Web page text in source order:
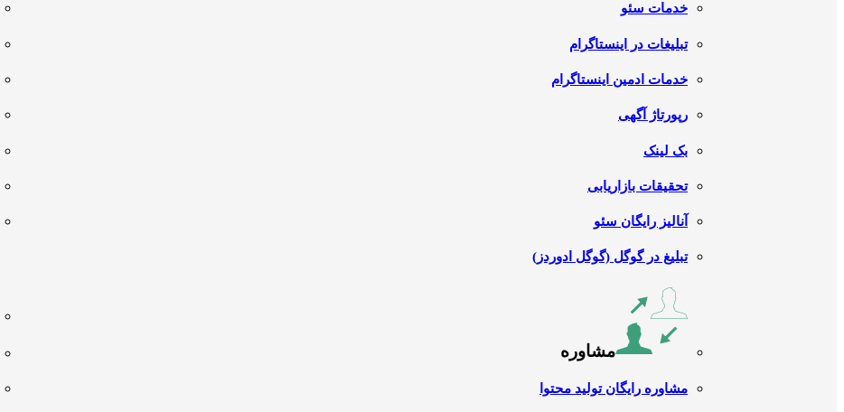
خدمات سئو
تبلیغات در اینستاگرام
خدمات ادمین اینستاگرام
رپورتاژ آگهی
بک لینک
تحقیقات بازاریابی
آنالیز رایگان سئو
تبلیغ در گوگل (گوگل ادوردز)
مشاوره
مشاوره رایگان تولید محتوا